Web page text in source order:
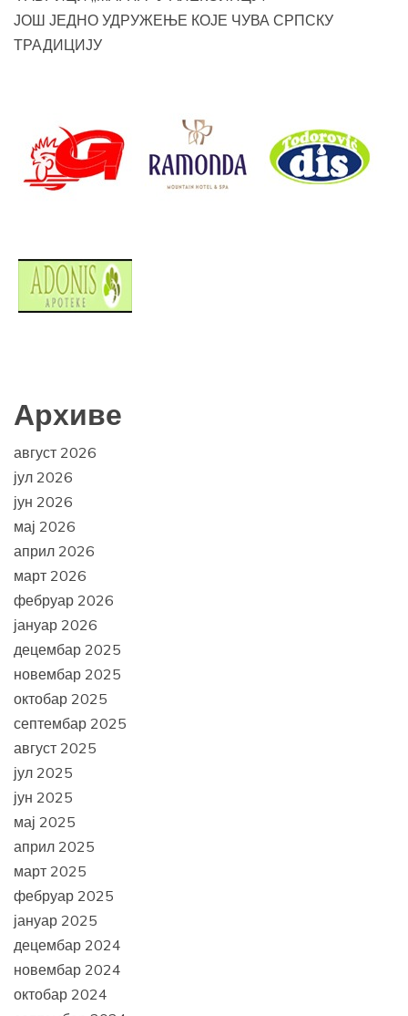
ЈОШ ЈЕДНО УДРУЖЕЊЕ КОЈЕ ЧУВА СРПСКУ
ТРАДИЦИЈУ
Архиве
август 2026
јул 2026
јун 2026
мај 2026
април 2026
март 2026
фебруар 2026
јануар 2026
децембар 2025
новембар 2025
октобар 2025
септембар 2025
август 2025
јул 2025
јун 2025
мај 2025
април 2025
март 2025
фебруар 2025
јануар 2025
децембар 2024
новембар 2024
октобар 2024